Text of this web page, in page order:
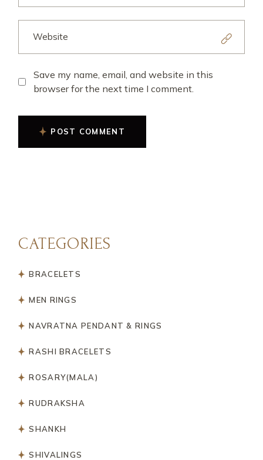
Save my name, email, and website in this
browser for the next time I comment.
POST COMMENT
CATEGORIES
BRACELETS
MEN RINGS
NAVRATNA PENDANT & RINGS
RASHI BRACELETS
ROSARY(MALA)
RUDRAKSHA
SHANKH
SHIVALINGS